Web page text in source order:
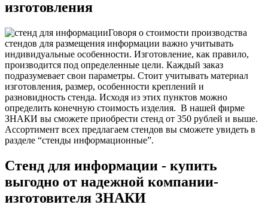
изготовления
Говоря о стоимости производства
стендов для размещения информации важно учитывать
индивидуальные особенности. Изготовление, как правило,
производится под определенные цели. Каждый заказ
подразумевает свои параметры. Стоит учитывать материал
изготовления, размер, особенности креплений и
разновидность стенда. Исходя из этих пунктов можно
определить конечную стоимость изделия. В нашей фирме
ЗНАКИ вы сможете приобрести стенд от 350 рублей и выше.
Ассортимент всех предлагаем стендов вы сможете увидеть в
разделе “стенды информационные”.
Стенд для информации - купить
выгодно от надежной компании-
изготовителя ЗНАКИ